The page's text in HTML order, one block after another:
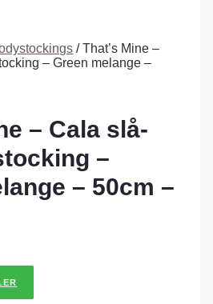
/ That’s Mine –
– Green melange –
– Cala slå-
–
– 50cm –